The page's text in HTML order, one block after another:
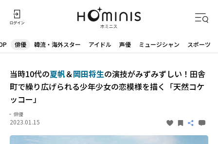
俳優 韓流・海外スター アイドル 声優 ミュージシャン スポーツ
当時10代の夏帆＆岡田将生の演技がみずみずしい！田舎
町で繰り広げられる少年少女の恋模様を描く「天然コケ
ッコー」
俳優
2023.01.15